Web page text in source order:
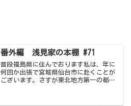
番外編 浅見家の本棚 #71
普段福島県に住んでおります私は、年に
何回か出張で宮城県仙台市に赴くことが
ございます。さすが東北地方第一の都市